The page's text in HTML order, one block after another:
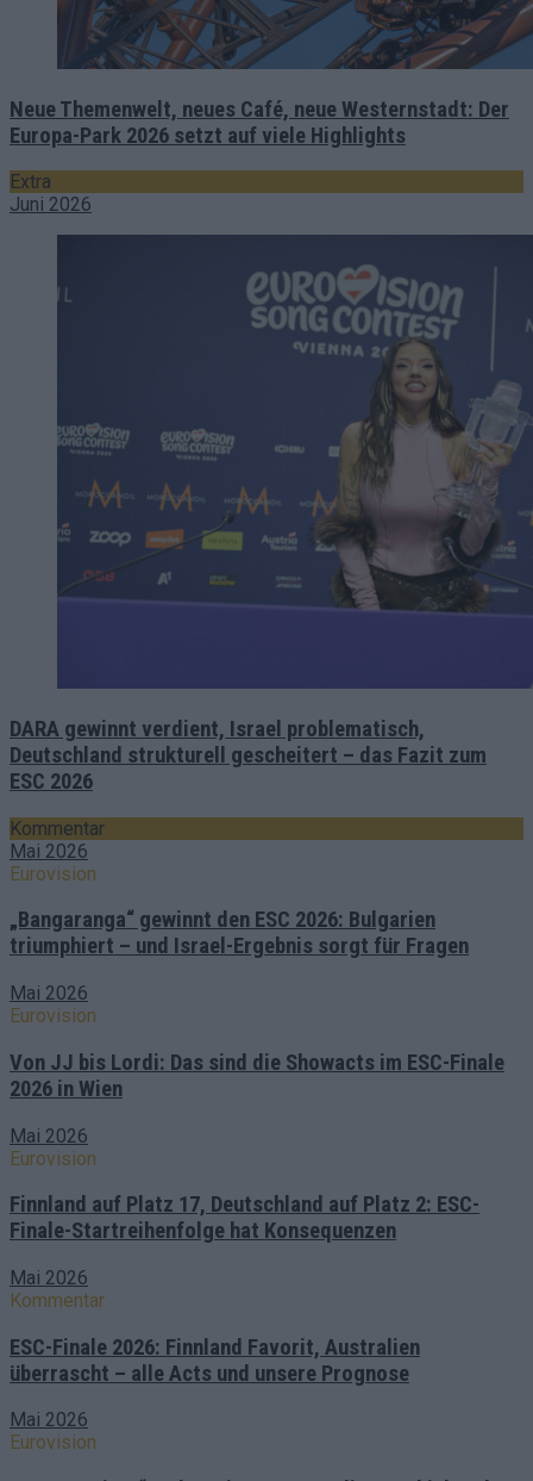
Neue Themenwelt, neues Café, neue Westernstadt: Der
Europa-Park 2026 setzt auf viele Highlights
Extra
Juni 2026
DARA gewinnt verdient, Israel problematisch,
Deutschland strukturell gescheitert – das Fazit zum
ESC 2026
Kommentar
Mai 2026
Eurovision
„Bangaranga“ gewinnt den ESC 2026: Bulgarien
triumphiert – und Israel-Ergebnis sorgt für Fragen
Mai 2026
Eurovision
Von JJ bis Lordi: Das sind die Showacts im ESC-Finale
2026 in Wien
Mai 2026
Eurovision
Finnland auf Platz 17, Deutschland auf Platz 2: ESC-
Finale-Startreihenfolge hat Konsequenzen
Mai 2026
Kommentar
ESC-Finale 2026: Finnland Favorit, Australien
überrascht – alle Acts und unsere Prognose
Mai 2026
Eurovision